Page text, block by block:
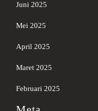
Juni 2025
Mei 2025
April 2025
Maret 2025
Februari 2025